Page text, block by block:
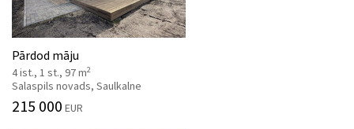
Pārdod māju
4 ist., 1 st., 97 m2
Salaspils novads, Saulkalne
215 000 EUR